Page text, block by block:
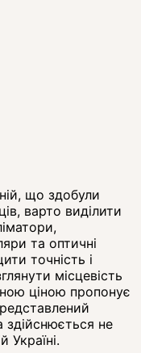
що здобули
варто виділити
та оптичні
точність і
місцевість
ціною пропонує
здійснюється не